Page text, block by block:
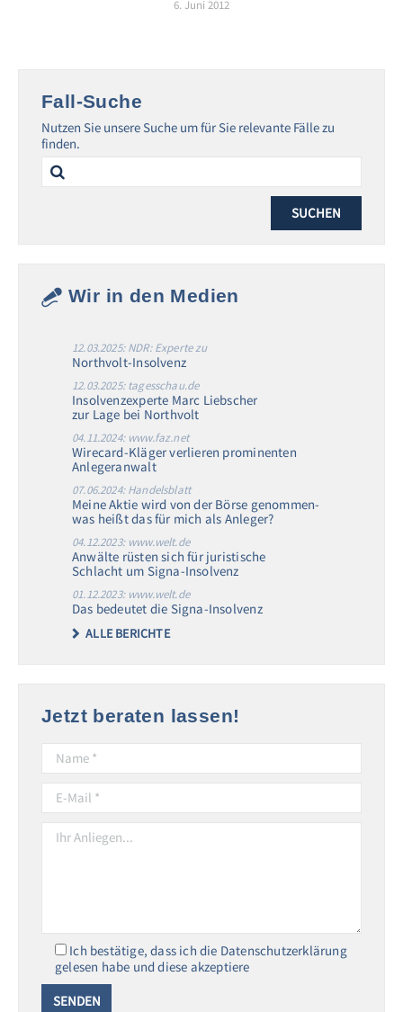
6. Juni 2012
Fall-Suche
Nutzen Sie unsere Suche um für Sie relevante Fälle zu
finden.
Search
for:
Wir in den Medien
12.03.2025: NDR: Experte zu
Northvolt-Insolvenz
12.03.2025: tagesschau.de
Insolvenzexperte Marc Liebscher
zur Lage bei Northvolt
04.11.2024: www.faz.net
Wirecard-Kläger verlieren prominenten
Anlegeranwalt
07.06.2024: Handelsblatt
Meine Aktie wird von der Börse genommen-
was heißt das für mich als Anleger?
04.12.2023: www.welt.de
Anwälte rüsten sich für juristische
Schlacht um Signa-Insolvenz
01.12.2023: www.welt.de
Das bedeutet die Signa-Insolvenz
ALLE BERICHTE
Jetzt beraten lassen!
Ich bestätige, dass ich die Datenschutzerklärung
gelesen habe und diese akzeptiere